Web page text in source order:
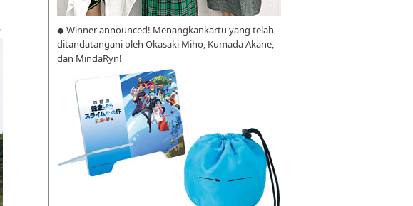
◆ Winner announced! Menangkankartu yang telah
ditandatangani oleh Okasaki Miho, Kumada Akane,
dan MindaRyn!